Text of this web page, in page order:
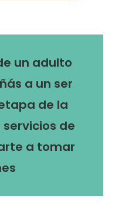
un adulto
a un ser
de la
de
a tomar